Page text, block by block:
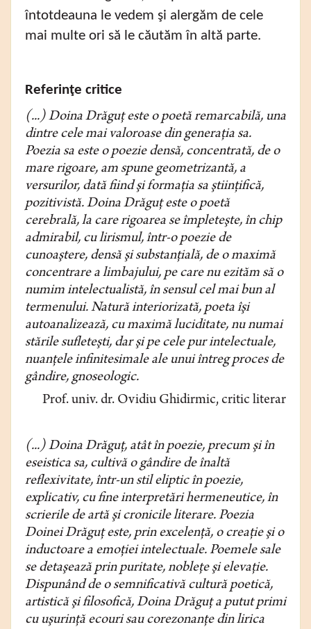
întotdeauna le vedem şi alergăm de cele
mai multe ori să le căutăm în altă parte.
Referinţe critice
(...) Doina Drăguţ este o poetă remarcabilă, una
dintre cele mai valoroase din generaţia sa.
Poezia sa este o poezie densă, concentrată, de o
mare ri­goare, am spune geometrizantă, a
versurilor, dată fiind şi formaţia sa ştiin­ţifică,
pozitivistă. Doina Drăguţ este o poetă
cerebrală, la care rigoarea se împleteşte, în chip
admirabil, cu lirismul, într-o poezie de
cunoaştere, densă şi substanţială, de o maximă
concentrare a limbajului, pe care nu ezităm să o
numim intelectualistă, în sensul cel mai bun al
termenului. Natură interi­orizată, poeta îşi
autoanalizează, cu maximă luciditate, nu numai
stările sufleteşti, dar şi pe cele pur intelectuale,
nuanţele infinitesimale ale unui în­treg proces de
gândire, gnoseologic.
Prof. univ. dr. Ovidiu Ghidirmic, critic literar
(...) Doina Drăguţ, atât în poezie, precum şi în
eseistica sa, cultivă o gândire de înaltă
reflexivitate, într-un stil eliptic în poezie,
explicativ, cu fine inter­pretări hermeneutice, în
scrierile de artă şi cronicile literare. Poezia
Doinei Drăguţ este, prin excelenţă, o creaţie şi o
inductoare a emoţiei intelectuale. Poemele sale
se detaşează prin puritate, nobleţe şi elevaţie.
Dispunând de o semnificativă cultură poetică,
artistică şi filosofică, Doina Drăguţ a pu­tut primi
cu uşurinţă ecouri sau corezonanţe din lirica